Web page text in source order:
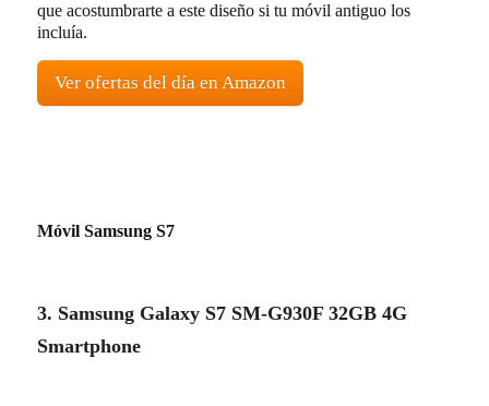
que acostumbrarte a este diseño si tu móvil antiguo los
incluía.
Ver ofertas del día en Amazon
Móvil Samsung S7
3. Samsung Galaxy S7 SM-G930F 32GB 4G
Smartphone